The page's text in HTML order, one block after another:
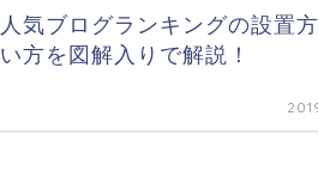
人気ブログランキングの設置
い方を図解入りで解説！